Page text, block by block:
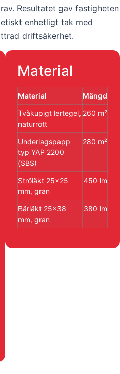
Resultatet gav fastigheten
enhetligt tak med
driftsäkerhet.
Material
Material
Mängd
Tvåkupigt lertegel,
naturrött
260 m²
Underlagspapp
typ YAP 2200
(SBS)
280 m²
Ströläkt 25×25
mm, gran
450 lm
Bärläkt 25×38
mm, gran
380 lm